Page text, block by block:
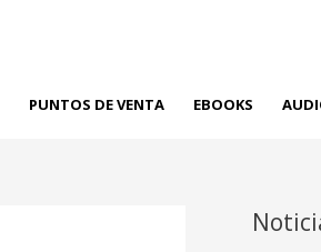
PUNTOS DE VENTA EBOOKS